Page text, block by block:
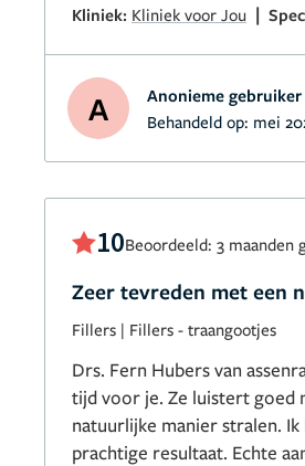
Kliniek: Kliniek voor Jou |
A
Anonieme gebruiker
Behandeld op: mei
10Beoordeeld: 3 maanden
Zeer tevreden met een
Fillers | Fillers - traangootjes
Drs. Fern Hubers van
tijd voor je. Ze luistert goed
natuurlijke manier stralen.
prachtige resultaat. Echte